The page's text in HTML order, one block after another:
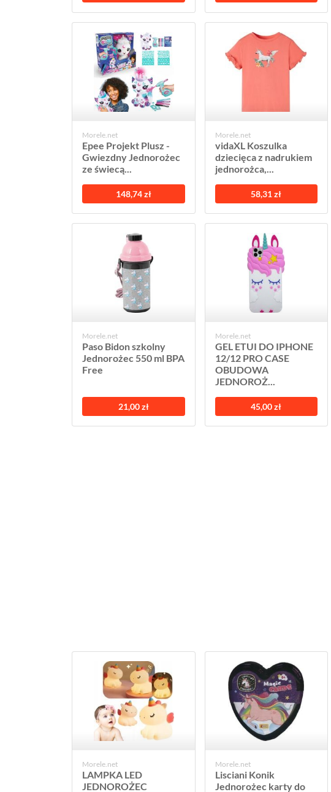
Morele.net
Epee Projekt Plusz -
Gwiezdny Jednorożec
ze świecą...
148,74 zł
Morele.net
vidaXL Koszulka
dziecięca z nadrukiem
jednorożca,...
58,31 zł
Morele.net
Paso Bidon szkolny
Jednorożec 550 ml BPA
Free
21,00 zł
Morele.net
GEL ETUI DO IPHONE
12/12 PRO CASE
OBUDOWA
JEDNOROŻ...
45,00 zł
Morele.net
LAMPKA LED
JEDNOROŻEC
Morele.net
Lisciani Konik
Jednorożec karty do